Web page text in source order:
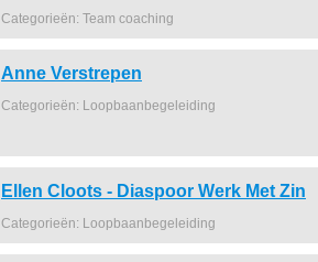
Categorieën: Team coaching
Anne Verstrepen
Categorieën: Loopbaanbegeleiding
Ellen Cloots - Diaspoor Werk Met Zin
Categorieën: Loopbaanbegeleiding